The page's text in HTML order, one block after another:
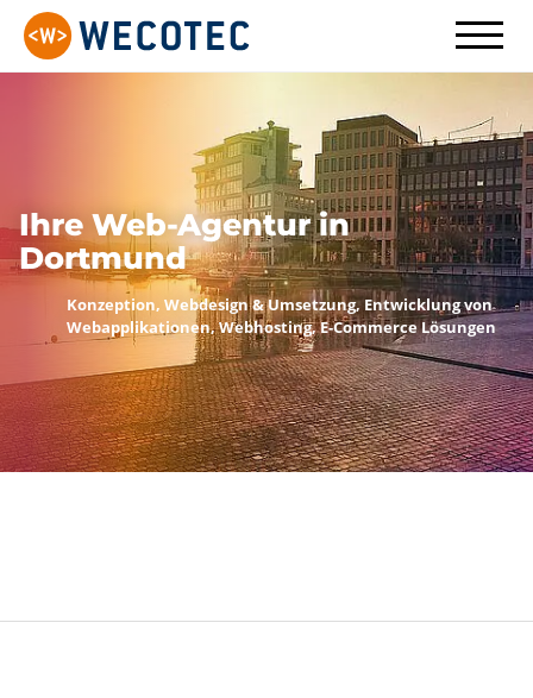
Ihre Web-Agentur in
Dortmund
Konzeption, Webdesign & Umsetzung,
Webapplikationen, Webhosting, E-Commerce